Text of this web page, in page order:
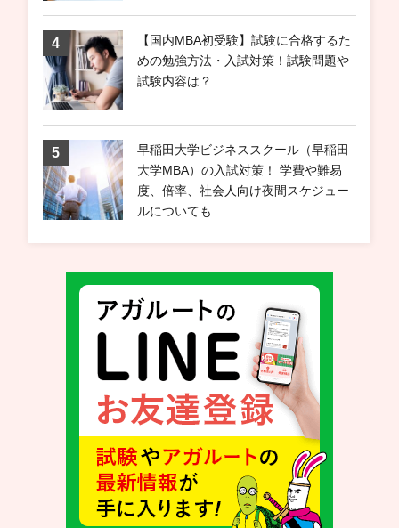
【国内MBA初受験】試験に合格するた
めの勉強方法・入試対策！試験問題や
試験内容は？
早稲田大学ビジネススクール（早稲田
大学MBA）の入試対策！ 学費や難易
度、倍率、社会人向け夜間スケジュー
ルについても